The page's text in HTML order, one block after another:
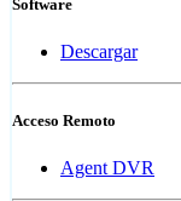
Software
Descargar
Acceso Remoto
Agent DVR